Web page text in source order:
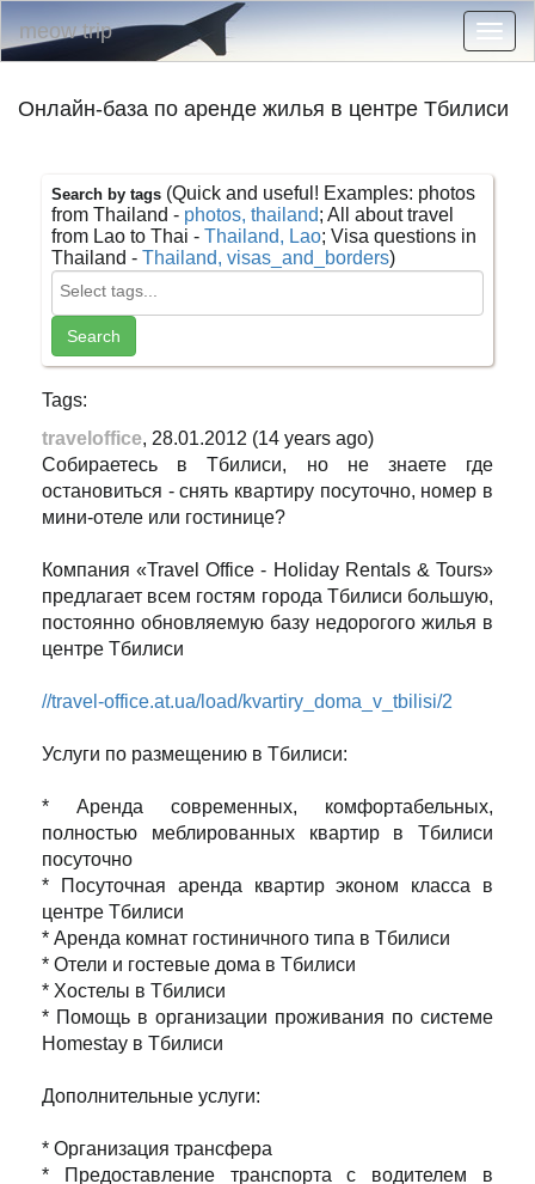
meow trip
Онлайн-база по аренде жилья в центре Тбилиси
Search by tags (Quick and useful! Examples: photos
from Thailand - photos, thailand; All about travel
from Lao to Thai - Thailand, Lao; Visa questions in
Thailand - Thailand, visas_and_borders)
Tags:
traveloffice, 28.01.2012 (14 years ago)
Собираетесь в Тбилиси, но не знаете где
остановиться - снять квартиру посуточно, номер в
мини-отеле или гостинице?
Компания «Travel Office - Holiday Rentals & Tours»
предлагает всем гостям города Тбилиси большую,
постоянно обновляемую базу недорогого жилья в
центре Тбилиси
//travel-office.at.ua/load/kvartiry_doma_v_tbilisi/2
Услуги по размещению в Тбилиси:
* Аренда современных, комфортабельных,
полностью меблированных квартир в Тбилиси
посуточно
* Посуточная аренда квартир эконом класса в
центре Тбилиси
* Аренда комнат гостиничного типа в Тбилиси
* Отели и гостевые дома в Тбилиси
* Хостелы в Тбилиси
* Помощь в организации проживания по системе
Homestay в Тбилиси
Дополнительные услуги:
* Организация трансфера
* Предоставление транспорта с водителем в